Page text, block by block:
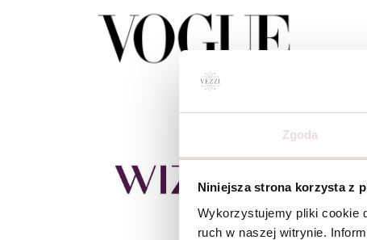
Zgoda
Niniejsza strona korzysta z
Wykorzystujemy pliki cookie
ruch w naszej witrynie.